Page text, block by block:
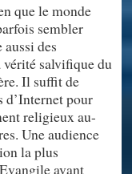
que le monde
sembler
des
salvifique du
Il suffit de
d’Internet pour
religieux au-
Une audience
la plus
avant